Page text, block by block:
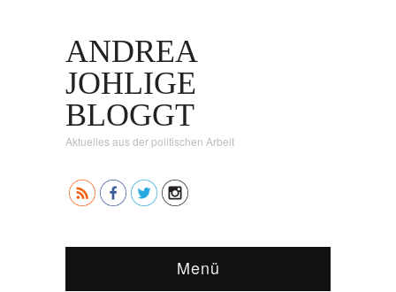
ANDREA
JOHLIGE
BLOGGT
Aktuelles aus der politischen Arbeit
Menü